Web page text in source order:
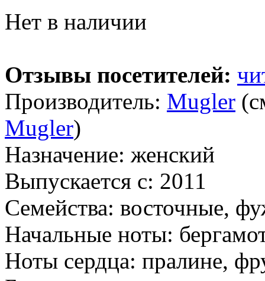
Нет в наличии
Отзывы посетителей:
Производитель: Mugler
Mugler)
Назначение: женский
Выпускается с: 2011
Семейства: восточные,
Начальные ноты:
Ноты сердца: пралине,